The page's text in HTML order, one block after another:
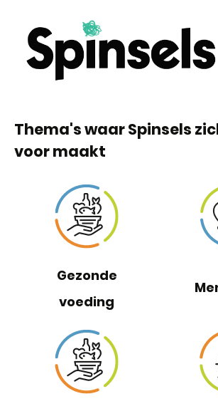
Thema's waar Spinsels
voor maakt
Gezonde
voeding